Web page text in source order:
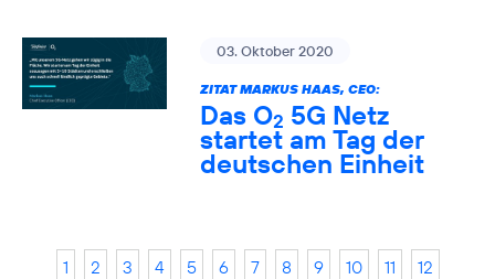
03. Oktober 2020
ZITAT MARKUS HAAS, CEO:
Das O2 5G Netz
startet am Tag der
deutschen Einheit
1 2 3 4 5 6 7 8 9 10 11
12